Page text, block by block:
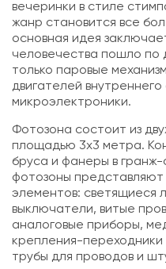
вечеринки в стиле
жанр становится все
основная идея
человечества пошло по
только паровые
двигателей внутреннего
микроэлектроники.
Фотозона состоит из
площадью 3х3 метра.
бруса и фанеры в
фотозоны
элементов: светящиеся
выключатели, витые
аналоговые приборы,
крепления-
трубы для проводов и